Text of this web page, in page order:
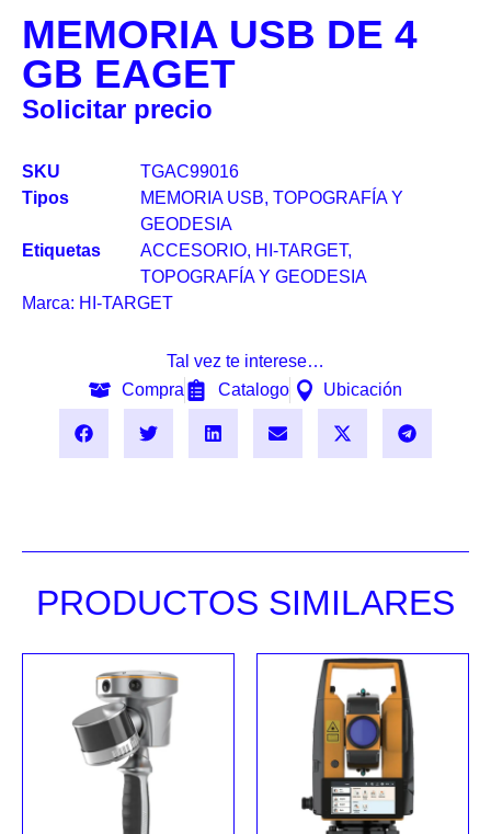
MEMORIA USB DE 4
GB EAGET
Solicitar precio
SKU
TGAC99016
Tipos
MEMORIA USB, TOPOGRAFÍA Y
GEODESIA
Etiquetas
ACCESORIO, HI-TARGET,
TOPOGRAFÍA Y GEODESIA
Marca: HI-TARGET
Tal vez te interese…
Compra
Catalogo Ubicación
PRODUCTOS SIMILARES